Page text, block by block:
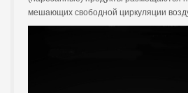
мешающих свободной циркуляции